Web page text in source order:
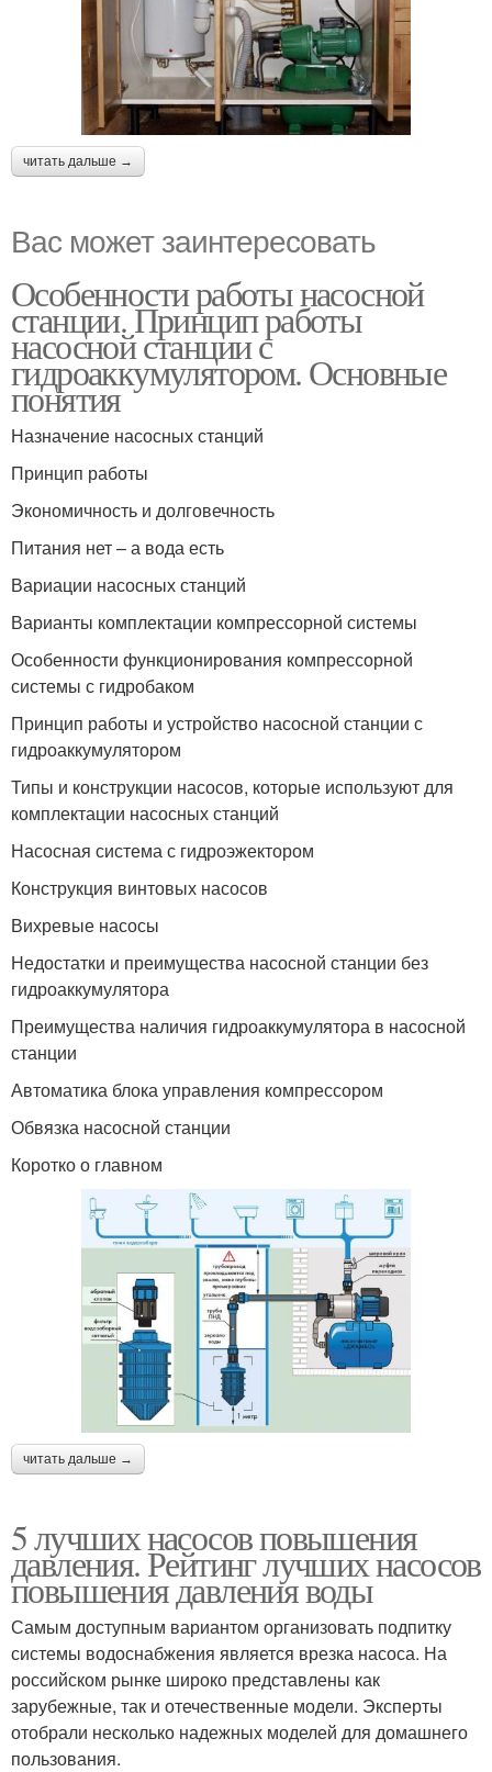
читать дальше →
Вас может заинтересовать
Особенности работы насосной
станции. Принцип работы
насосной станции с
гидроаккумулятором. Основные
понятия
Назначение насосных станций
Принцип работы
Экономичность и долговечность
Питания нет – а вода есть
Вариации насосных станций
Варианты комплектации компрессорной системы
Особенности функционирования компрессорной
системы с гидробаком
Принцип работы и устройство насосной станции с
гидроаккумулятором
Типы и конструкции насосов, которые используют для
комплектации насосных станций
Насосная система с гидроэжектором
Конструкция винтовых насосов
Вихревые насосы
Недостатки и преимущества насосной станции без
гидроаккумулятора
Преимущества наличия гидроаккумулятора в насосной
станции
Автоматика блока управления компрессором
Обвязка насосной станции
Коротко о главном
читать дальше →
5 лучших насосов повышения
давления. Рейтинг лучших насосов
повышения давления воды
Самым доступным вариантом организовать подпитку
системы водоснабжения является врезка насоса. На
российском рынке широко представлены как
зарубежные, так и отечественные модели. Эксперты
отобрали несколько надежных моделей для домашнего
пользования.